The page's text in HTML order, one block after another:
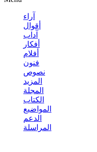
آراء
أقوال
آداب
أفكار
أفلام
فنون
نصوص
المزيد
المجلة
الكتاب
المواضيع
الدعم
المراسلة